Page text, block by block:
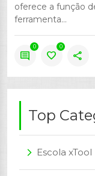
oferece a função
ferramenta...
comment
0
favorite
0
share
Top
arrow_forward_ios Escola xTool